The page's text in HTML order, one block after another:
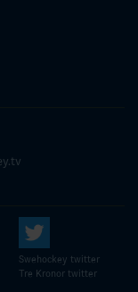
Swehockey twitter
Tre Kronor twitter